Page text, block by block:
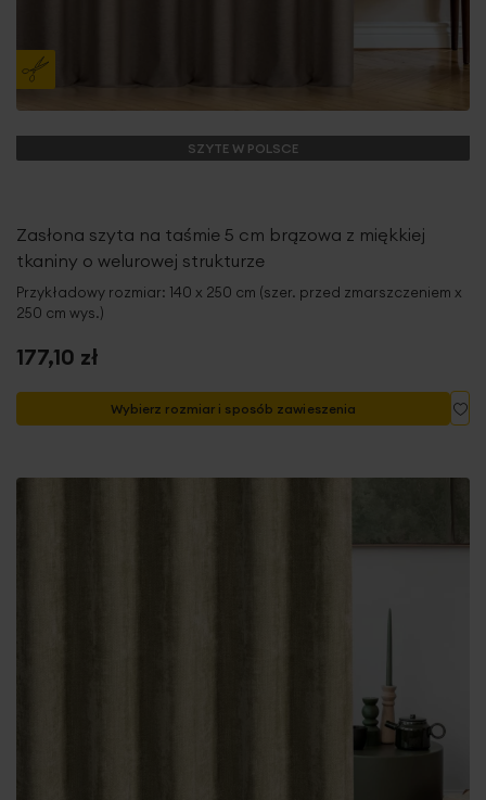
SZYTE W POLSCE
Zasłona szyta na taśmie 5 cm brązowa z miękkiej
tkaniny o welurowej strukturze
Przykładowy rozmiar: 140 x 250 cm (szer. przed zmarszczeniem x
250 cm wys.)
177,10 zł
Wybierz rozmiar i sposób zawieszenia